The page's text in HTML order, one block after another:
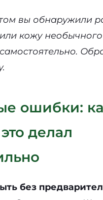
вы обнаружили
кожу
ошибки:
делал
без